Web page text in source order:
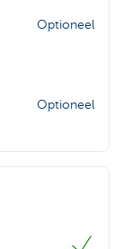
Optioneel
Optioneel